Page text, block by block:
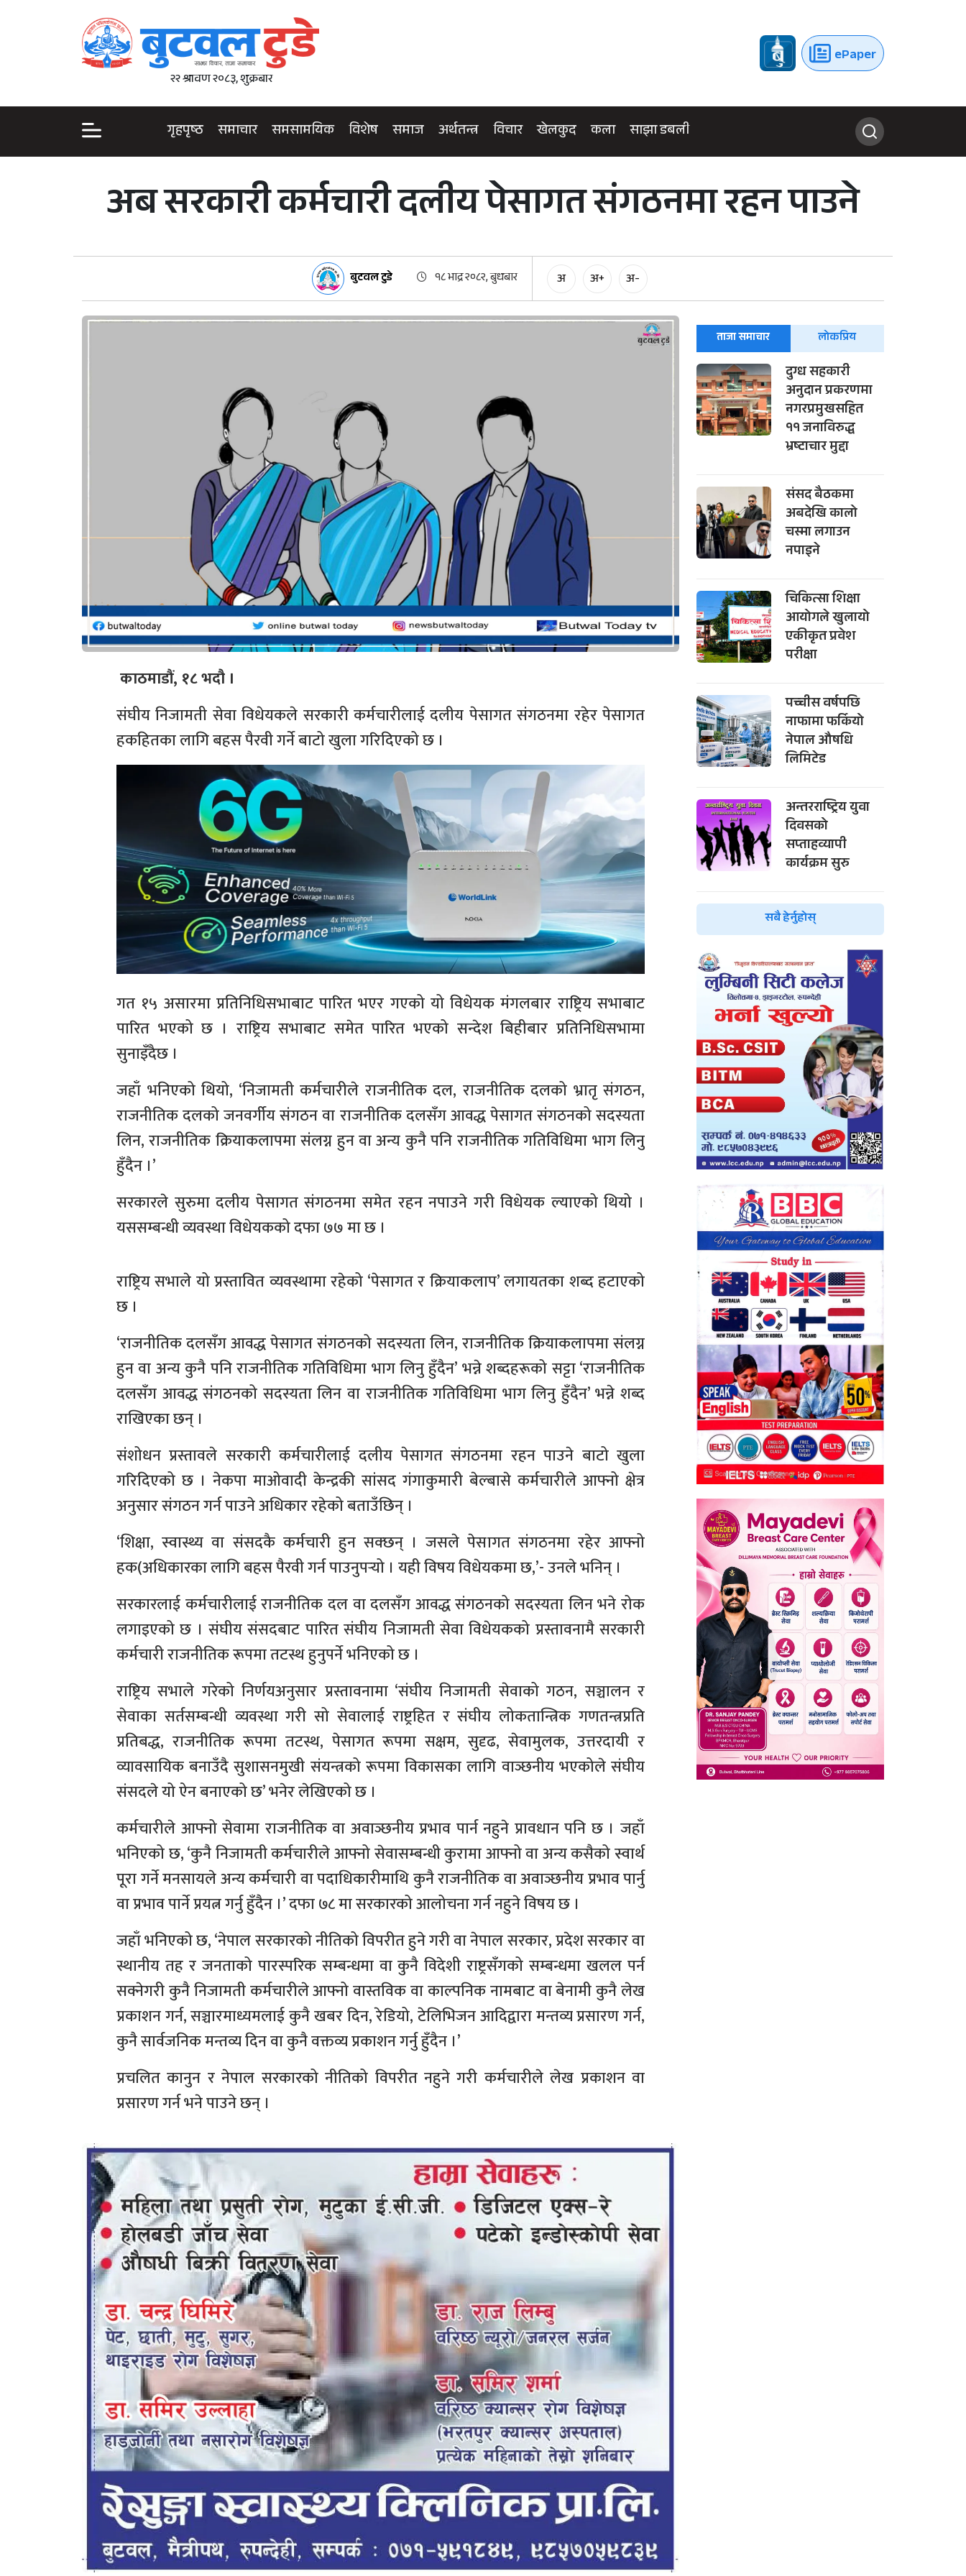
२२ श्रावण २०८३, शुक्रबार
ePaper
गृहपृष्ठ समाचार समसामयिक विशेष समाज अर्थतन्त्र विचार खेलकुद कला साझा डबली
अब सरकारी कर्मचारी दलीय पेसागत संगठनमा रहन पाउने
बुटवल टुडे १८ भाद्र २०८२, बुधबार अ अ+ अ-
काठमाडौं, १८ भदौ ।
संघीय निजामती सेवा विधेयकले सरकारी कर्मचारीलाई दलीय पेसागत संगठनमा रहेर पेसागत
हकहितका लागि बहस पैरवी गर्ने बाटो खुला गरिदिएको छ ।
गत १५ असारमा प्रतिनिधिसभाबाट पारित भएर गएको यो विधेयक मंगलबार राष्ट्रिय सभाबाट
पारित भएको छ । राष्ट्रिय सभाबाट समेत पारित भएको सन्देश बिहीबार प्रतिनिधिसभामा
सुनाइँदैछ ।
जहाँ भनिएको थियो, ‘निजामती कर्मचारीले राजनीतिक दल, राजनीतिक दलको भ्रातृ संगठन,
राजनीतिक दलको जनवर्गीय संगठन वा राजनीतिक दलसँग आवद्ध पेसागत संगठनको सदस्यता
लिन, राजनीतिक क्रियाकलापमा संलग्न हुन वा अन्य कुनै पनि राजनीतिक गतिविधिमा भाग लिनु
हुँदैन ।’
सरकारले सुरुमा दलीय पेसागत संगठनमा समेत रहन नपाउने गरी विधेयक ल्याएको थियो ।
यससम्बन्धी व्यवस्था विधेयकको दफा ७७ मा छ ।
राष्ट्रिय सभाले यो प्रस्तावित व्यवस्थामा रहेको ‘पेसागत र क्रियाकलाप’ लगायतका शब्द हटाएको
छ ।
‘राजनीतिक दलसँग आवद्ध पेसागत संगठनको सदस्यता लिन, राजनीतिक क्रियाकलापमा संलग्न
हुन वा अन्य कुनै पनि राजनीतिक गतिविधिमा भाग लिनु हुँदैन’ भन्ने शब्दहरूको सट्टा ‘राजनीतिक
दलसँग आवद्ध संगठनको सदस्यता लिन वा राजनीतिक गतिविधिमा भाग लिनु हुँदैन’ भन्ने शब्द
राखिएका छन् ।
संशोधन प्रस्तावले सरकारी कर्मचारीलाई दलीय पेसागत संगठनमा रहन पाउने बाटो खुला
गरिदिएको छ । नेकपा माओवादी केन्द्रकी सांसद गंगाकुमारी बेल्बासे कर्मचारीले आफ्नो क्षेत्र
अनुसार संगठन गर्न पाउने अधिकार रहेको बताउँछिन् ।
‘शिक्षा, स्वास्थ्य वा संसदकै कर्मचारी हुन सक्छन् । जसले पेसागत संगठनमा रहेर आफ्नो
हक(अधिकारका लागि बहस पैरवी गर्न पाउनुपर्‍यो । यही विषय विधेयकमा छ,’- उनले भनिन् ।
सरकारलाई कर्मचारीलाई राजनीतिक दल वा दलसँग आवद्ध संगठनको सदस्यता लिन भने रोक
लगाइएको छ । संघीय संसदबाट पारित संघीय निजामती सेवा विधेयकको प्रस्तावनामै सरकारी
कर्मचारी राजनीतिक रूपमा तटस्थ हुनुपर्ने भनिएको छ ।
राष्ट्रिय सभाले गरेको निर्णयअनुसार प्रस्तावनामा ‘संघीय निजामती सेवाको गठन, सञ्चालन र
सेवाका सर्तसम्बन्धी व्यवस्था गरी सो सेवालाई राष्ट्रहित र संघीय लोकतान्त्रिक गणतन्त्रप्रति
प्रतिबद्ध, राजनीतिक रूपमा तटस्थ, पेसागत रूपमा सक्षम, सुदृढ, सेवामुलक, उत्तरदायी र
व्यावसायिक बनाउँदै सुशासनमुखी संयन्त्रको रूपमा विकासका लागि वाञ्छनीय भएकोले संघीय
संसदले यो ऐन बनाएको छ’ भनेर लेखिएको छ ।
कर्मचारीले आफ्नो सेवामा राजनीतिक वा अवाञ्छनीय प्रभाव पार्न नहुने प्रावधान पनि छ । जहाँ
भनिएको छ, ‘कुनै निजामती कर्मचारीले आफ्नो सेवासम्बन्धी कुरामा आफ्नो वा अन्य कसैको स्वार्थ
पूरा गर्ने मनसायले अन्य कर्मचारी वा पदाधिकारीमाथि कुनै राजनीतिक वा अवाञ्छनीय प्रभाव पार्नु
वा प्रभाव पार्ने प्रयत्न गर्नु हुँदैन ।’ दफा ७८ मा सरकारको आलोचना गर्न नहुने विषय छ ।
जहाँ भनिएको छ, ‘नेपाल सरकारको नीतिको विपरीत हुने गरी वा नेपाल सरकार, प्रदेश सरकार वा
स्थानीय तह र जनताको पारस्परिक सम्बन्धमा वा कुनै विदेशी राष्ट्रसँगको सम्बन्धमा खलल पर्न
सक्नेगरी कुनै निजामती कर्मचारीले आफ्नो वास्तविक वा काल्पनिक नामबाट वा बेनामी कुनै लेख
प्रकाशन गर्न, सञ्चारमाध्यमलाई कुनै खबर दिन, रेडियो, टेलिभिजन आदिद्वारा मन्तव्य प्रसारण गर्न,
कुनै सार्वजनिक मन्तव्य दिन वा कुनै वक्तव्य प्रकाशन गर्नु हुँदैन ।’
प्रचलित कानुन र नेपाल सरकारको नीतिको विपरीत नहुने गरी कर्मचारीले लेख प्रकाशन वा
प्रसारण गर्न भने पाउने छन् ।
ताजा समाचार लोकप्रिय
दुग्ध सहकारी
अनुदान प्रकरणमा
नगरप्रमुखसहित
११ जनाविरुद्ध
भ्रष्टाचार मुद्दा
संसद बैठकमा
अबदेखि कालो
चस्मा लगाउन
नपाइने
चिकित्सा शिक्षा
आयोगले खुलायो
एकीकृत प्रवेश
परीक्षा
पच्चीस वर्षपछि
नाफामा फर्कियो
नेपाल औषधि
लिमिटेड
अन्तरराष्ट्रिय युवा
दिवसको
सप्ताहव्यापी
कार्यक्रम सुरु
सबै हेर्नुहोस्